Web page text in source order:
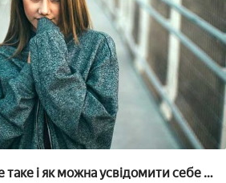
і як можна усвідомити себе і